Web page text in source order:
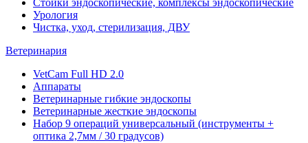
Стойки эндоскопические, комплексы эндоскопические
Урология
Чистка, уход, стерилизация, ДВУ
Ветеринария
VetCam Full HD 2.0
Аппараты
Ветеринарные гибкие эндоскопы
Ветеринарные жесткие эндоскопы
Набор 9 операций универсальный (инструменты +
оптика 2,7мм / 30 градусов)